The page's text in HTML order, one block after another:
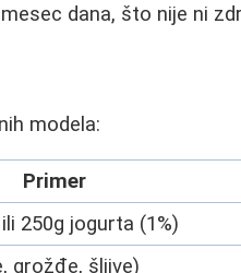
dana, što nije ni
modela:
Primer
250g jogurta (1%)
grožđe, šljive)